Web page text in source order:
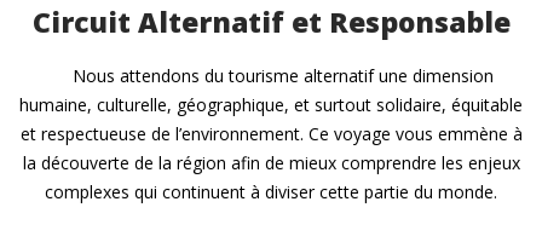
Circuit Alternatif et Responsable
Nous attendons du tourisme alternatif une dimension
humaine, culturelle, géographique, et surtout solidaire, équitable
et respectueuse de l’environnement. Ce voyage vous emmène à
la découverte de la région afin de mieux comprendre les enjeux
complexes qui continuent à diviser cette partie du monde.